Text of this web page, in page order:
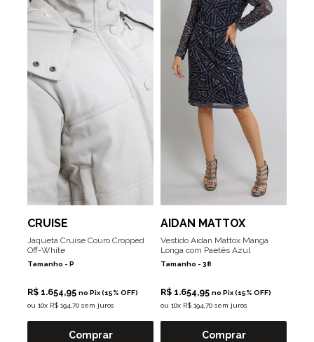
CRUISE
Jaqueta Cruise Couro Cropped
Off-White
Tamanho - P
R$ 1.654,95 no Pix (15% OFF)
ou 10x R$ 194,70 sem juros
Comprar
AIDAN MATTOX
Vestido Aidan Mattox Manga
Longa com Paetês Azul
Tamanho - 38
R$ 1.654,95 no Pix (15% OFF)
ou 10x R$ 194,70 sem juros
Comprar